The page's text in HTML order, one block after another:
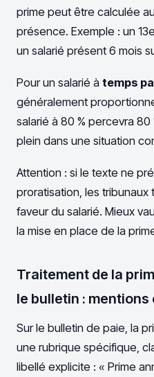
prime peut être calculée
présence. Exemple : un
un salarié présent 6 mois
Pour un salarié à temps
généralement
salarié à 80 % percevra 80
plein dans une situation
Attention : si le texte ne
proratisation, les
faveur du salarié. Mieux
la mise en place de la
Traitement de la
le bulletin : mentions
Sur le bulletin de paie, la
une rubrique spécifique,
libellé explicite : « Prime